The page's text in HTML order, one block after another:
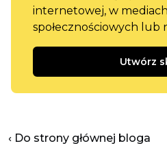
internetowej, w mediach
społecznościowych lub
Utwórz
‹ Do strony głównej bloga